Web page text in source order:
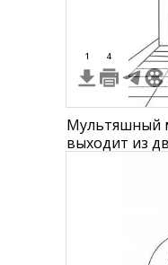
1 4
Мультяшный
выходит из